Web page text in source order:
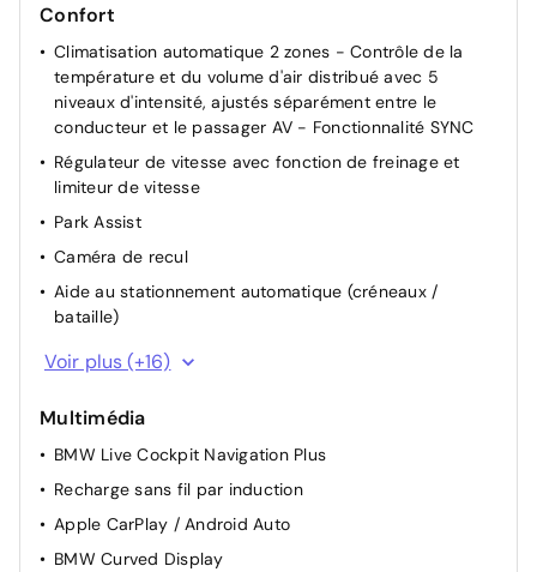
Confort
Climatisation automatique 2 zones - Contrôle de la
température et du volume d'air distribué avec 5
niveaux d'intensité, ajustés séparément entre le
conducteur et le passager AV - Fonctionnalité SYNC
Régulateur de vitesse avec fonction de freinage et
limiteur de vitesse
Park Assist
Caméra de recul
Aide au stationnement automatique (créneaux /
bataille)
Capteurs de stationnement AV/AR
Commande automatique de hayon AR
Rétroviseurs rabattables et intérieur et extérieur
gauche antiéblouissement
Rétroviseur intérieur anti-éblouissement
Feux de route anti-éblouissement
Voir plus (+16)
Multimédia
BMW Live Cockpit Navigation Plus
Recharge sans fil par induction
Apple CarPlay / Android Auto
BMW Curved Display